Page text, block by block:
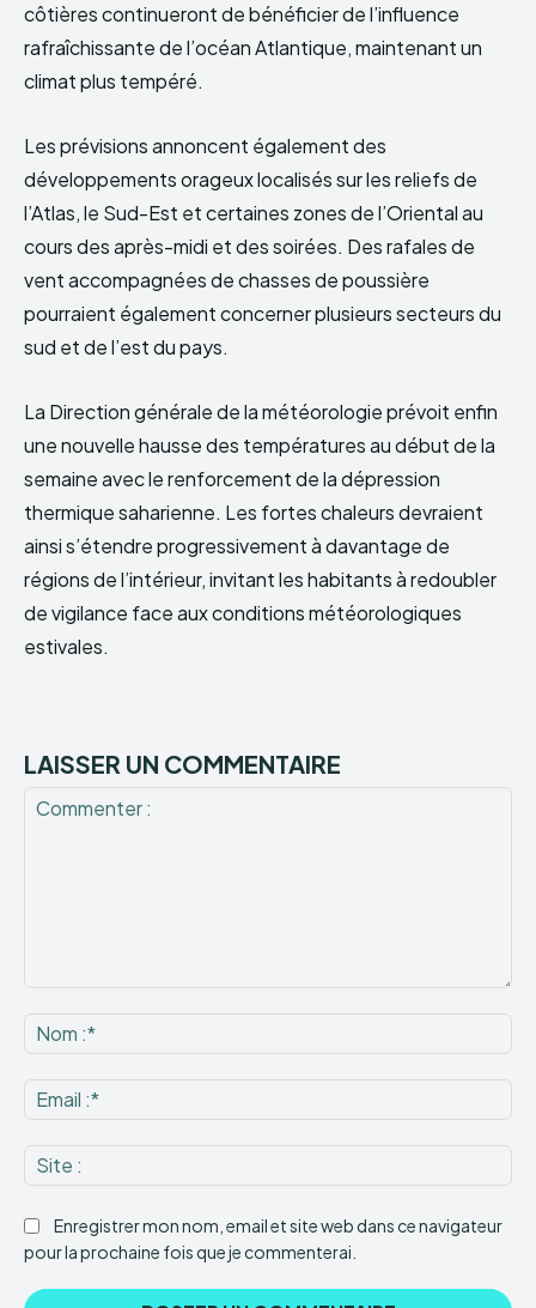
côtières continueront de bénéficier de l’influence
rafraîchissante de l’océan Atlantique, maintenant un
climat plus tempéré.
Les prévisions annoncent également des
développements orageux localisés sur les reliefs de
l’Atlas, le Sud-Est et certaines zones de l’Oriental au
cours des après-midi et des soirées. Des rafales de
vent accompagnées de chasses de poussière
pourraient également concerner plusieurs secteurs du
sud et de l’est du pays.
La Direction générale de la météorologie prévoit enfin
une nouvelle hausse des températures au début de la
semaine avec le renforcement de la dépression
thermique saharienne. Les fortes chaleurs devraient
ainsi s’étendre progressivement à davantage de
régions de l’intérieur, invitant les habitants à redoubler
de vigilance face aux conditions météorologiques
estivales.
LAISSER UN COMMENTAIRE
:*
:*
:
Enregistrer mon nom, email et site web dans ce navigateur
pour la prochaine fois que je commenterai.